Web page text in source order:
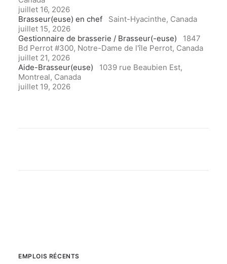
juillet 16, 2026
Brasseur(euse) en chef
Saint-Hyacinthe, Canada
juillet 15, 2026
Gestionnaire de brasserie / Brasseur(-euse)
1847
Bd Perrot #300, Notre-Dame de l'île Perrot, Canada
juillet 21, 2026
Aide-Brasseur(euse)
1039 rue Beaubien Est,
Montreal, Canada
juillet 19, 2026
EMPLOIS RÉCENTS